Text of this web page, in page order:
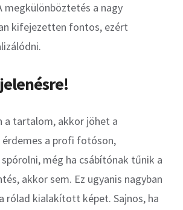
megkülönböztetés a nagy
kifejezetten fontos, ezért
a tartalom, akkor jöhet a
a profi fotóson,
még ha csábítónak tűnik a
akkor sem. Ez ugyanis nagyban
rólad kialakított képet. Sajnos, ha